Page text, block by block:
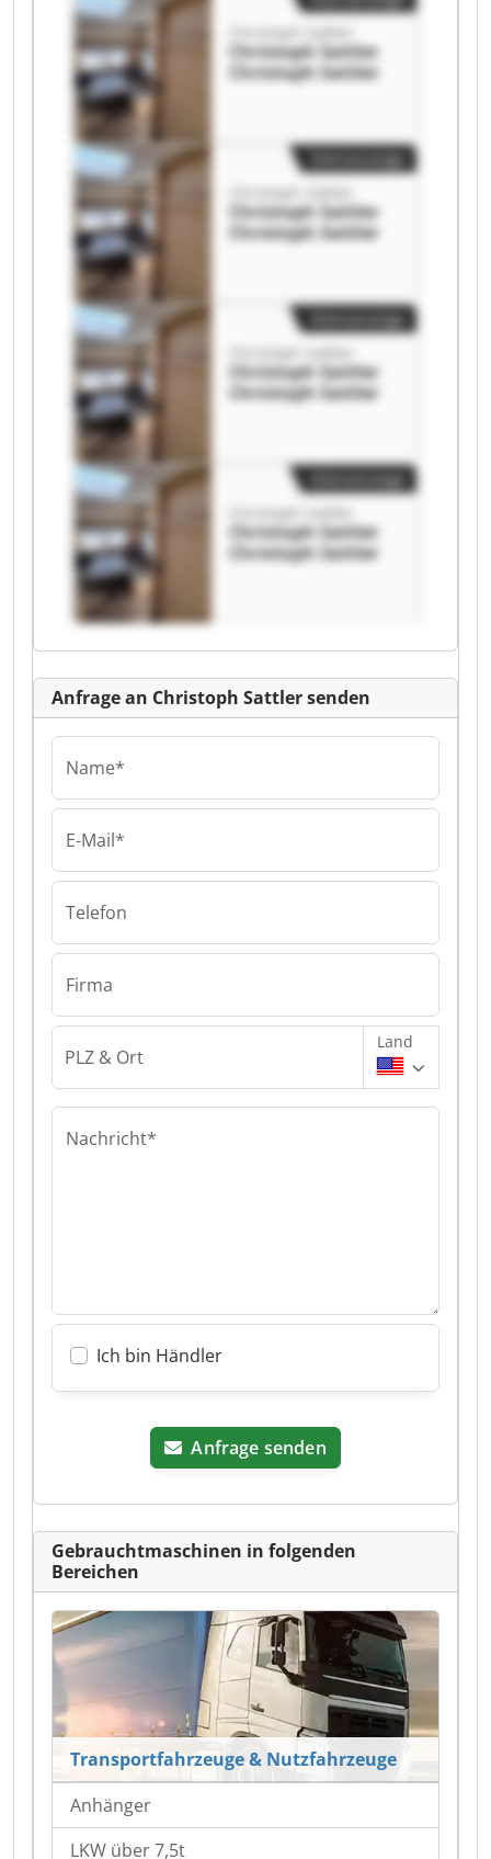
Christoph Sattler
Christoph Sattler
Christoph Sattler
Christoph Sattler
Christoph Sattler
Christoph Sattler
Kleinanzeige
Christoph Sattler
Christoph Sattler
Christoph Sattler
Kleinanzeige
Christoph Sattler
Christoph Sattler
Christoph Sattler
Kleinanzeige
Anfrage an Christoph Sattler senden
Name*
E-Mail*
Telefon
Firma
PLZ & Ort
Land
Nachricht*
Ich bin Händler
Anfrage senden
Gebrauchtmaschinen in folgenden
Bereichen
Transportfahrzeuge & Nutzfahrzeuge
Anhänger
LKW über 7,5t